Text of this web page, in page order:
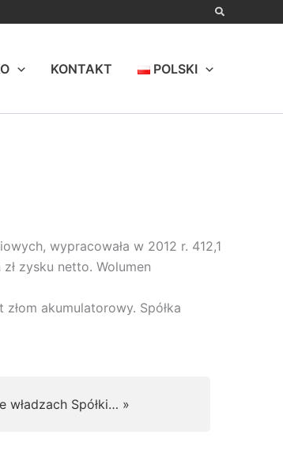
KONTAKT POLSKI
wypracowała w 2012 r. 412,1
zysku netto. Wolumen
akumulatorowy. Spółka
władzach Spółki… »